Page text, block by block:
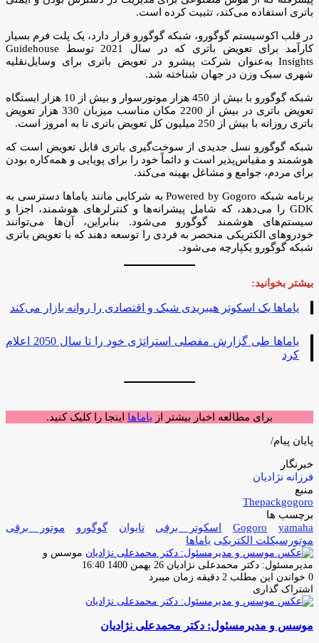
باتری استفاده می‌کند، تثبیت کرده است.
در قلب اکوسیستم گوگورو، شبکه گوگورو قرار دارد، یک پلت فرم بسیار
کارآمد برای تعویض باتری که در سال 2021 توسط Guidehouse
Insights به‌عنوان شرکت پیشرو در تعویض باتری برای وسایل‌نقلیه
شهری سبک وزن در جهان شناخته شد.
شبکه گوگورو با بیش از 450 هزار موتورسوار و بیش از 10 هزار ایستگاه
تعویض باتری در بیش از 2200 مکان مناسب میزبان 330 هزار تعویض
باتری روزانه با بیش از 250 میلیون کل تعویض باتری تا به امروز است.
شبکه گوگورو نسل جدیدی از سوخت‌گیری باتری قابل تعویض است که
هوشمند و مقیاس‌پذیر است و دائماً خود را برای پویایی و همه‌کاره بودن
برای مردم، جوامع و مشاغل بهینه می‌کند.
برنامه شبکه Powered by Gogoro به شرکایی مانند یاماها دسترسی به
GDK را می‌دهد، که شامل پیشرانه‌ها و کنترلرهای هوشمند، اجزا و
سیستم‌های هوشمند گوگورو می‌شود. بنابراین، آن‌ها می‌توانند
خودروهای الکتریکی منحصر به فردی را توسعه دهند که با تعویض باتری
شبکه گوگورو یکپارچه می‌شود.
بیشتر بخوانید:
یاماها یک اسکوتر هیبریدی شیک و اقتصادی را روانه بازار می‌کند
یاماها طی گزارش مفصلی استراتژی خود را تا سال 2050 اعلام
کرد
برای مطالعه اخبار بیشتر از یاماها اینجا را کلیک کنید.
پایان پیام/
خبرنگار
فرزانه نژادیان
منبع
Thepackgogoro
برچسب ها
Gogoro
yamaha اسکوتر برقی تایوان گوگورو
موتور برقی
موتورسیکلت الکتریکی یاماها
موسس و
مدیرمسئول: دکتر محمدعلی نژادیان ارسال
ایمیل
26 بهمن 1400 16:40
0 خواندن این مطلب 2 دقیقه زمان میبرد
اشتراک گذاری
فیس
توئیتر
لینکدین
واتس
تلگرام
اشتراک
از
چاپ
موسس و مدیرمسئول: دکتر محمدعلی نژادیان